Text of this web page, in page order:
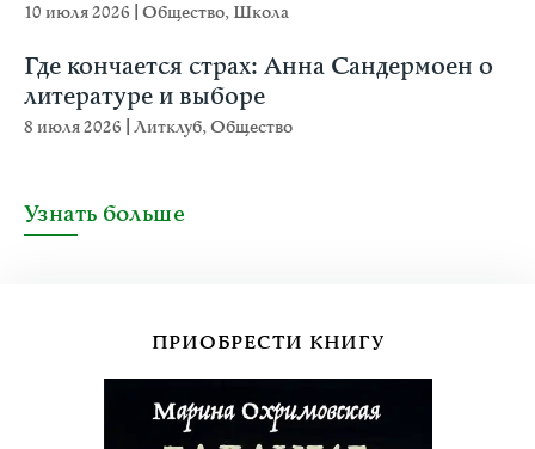
10 июля 2026 Общество, Школа
Где кончается страх: Анна Сандермоен о
литературе и выборе
8 июля 2026 Литклуб,Общество
Узнать больше
ПРИОБРЕСТИ КНИГУ